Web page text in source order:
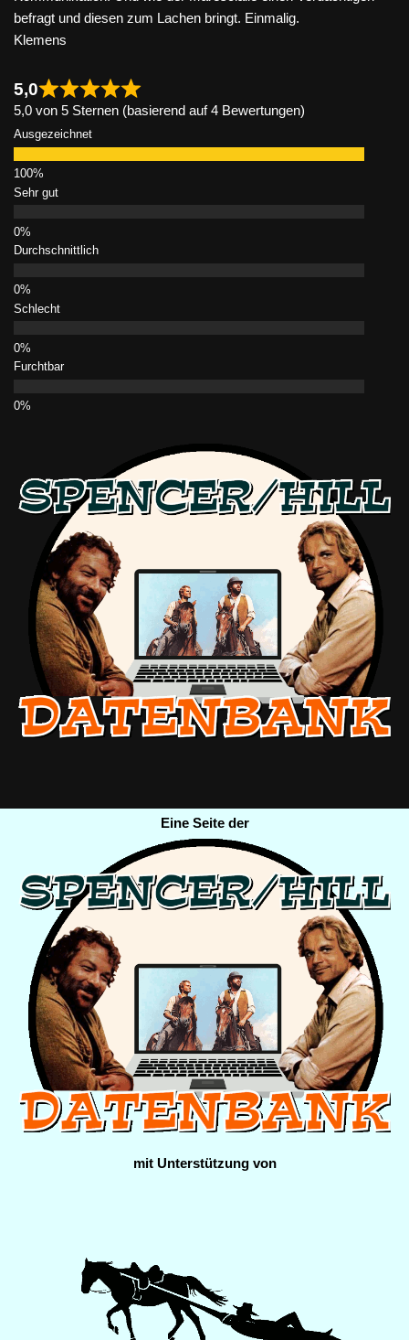
befragt und diesen zum Lachen bringt. Einmalig.
Klemens
5,0
5,0 von 5 Sternen (basierend auf 4 Bewertungen)
Ausgezeichnet
Sehr gut
Durchschnittlich
Schlecht
Furchtbar
Eine Seite der
mit Unterstützung von